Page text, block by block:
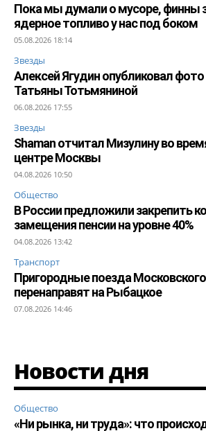
Пока мы думали о мусоре, финны
ядерное топливо у нас под боком
05.08.2026 18:14
Звезды
Алексей Ягудин опубликовал
Татьяны Тотьмяниной
06.08.2026 17:55
Звезды
Shaman отчитал Мизулину во
центре Москвы
04.08.2026 10:50
Общество
В России предложили закрепить
замещения пенсии на уровне 40%
04.08.2026 13:42
Транспорт
Пригородные поезда
перенаправят на Рыбацкое
07.08.2026 14:46
Новости дня
Общество
«Ни рынка, ни труда»: что